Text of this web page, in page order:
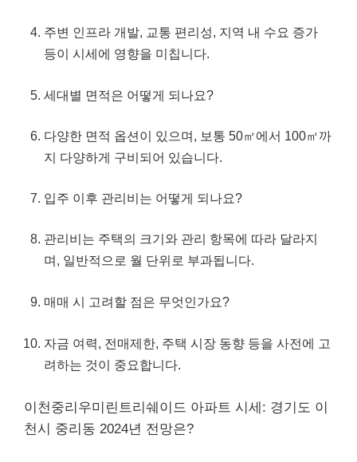
주변 인프라 개발, 교통 편리성, 지역 내 수요 증가
등이 시세에 영향을 미칩니다.
세대별 면적은 어떻게 되나요?
다양한 면적 옵션이 있으며, 보통 50㎡에서 100㎡까
지 다양하게 구비되어 있습니다.
입주 이후 관리비는 어떻게 되나요?
관리비는 주택의 크기와 관리 항목에 따라 달라지
며, 일반적으로 월 단위로 부과됩니다.
매매 시 고려할 점은 무엇인가요?
자금 여력, 전매제한, 주택 시장 동향 등을 사전에 고
려하는 것이 중요합니다.
이천중리우미린트리쉐이드 아파트 시세: 경기도 이
천시 중리동 2024년 전망은?